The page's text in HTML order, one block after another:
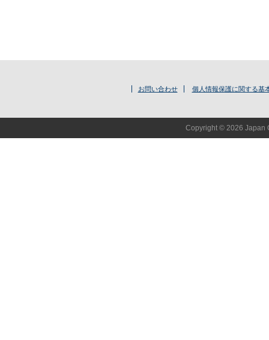
お問い合わせ 個人情報保護に関する基
Copyright © 2026 Japan